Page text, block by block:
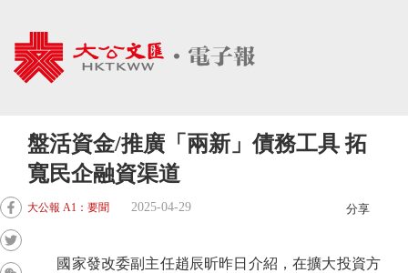
盤活資金/推廣「兩新」債務工具 拓
寬民企融資渠道
大公報 A1：要聞 2025-04-29 分享
國家發改委副主任趙辰昕昨日介紹，在擴大投資方